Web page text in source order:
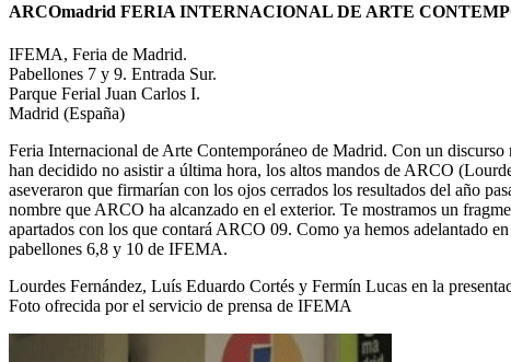
ARCOmadrid FERIA INTERNACIONAL DE ARTE
IFEMA, Feria de Madrid.
Pabellones 7 y 9. Entrada Sur.
Parque Ferial Juan Carlos I.
Madrid (España)
Feria Internacional de Arte Contemporáneo de Madrid. Con un
han decidido no asistir a última hora, los altos mandos de ARCO
aseveraron que firmarían con los ojos cerrados los resultados del año
nombre que ARCO ha alcanzado en el exterior. Te mostramos un
apartados con los que contará ARCO 09. Como ya hemos adelantado
pabellones 6,8 y 10 de IFEMA.
Lourdes Fernández, Luís Eduardo Cortés y Fermín Lucas en la
Foto ofrecida por el servicio de prensa de IFEMA